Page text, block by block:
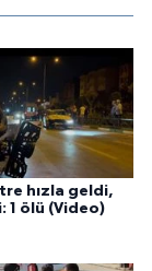
hızla geldi,
1 ölü (Video)